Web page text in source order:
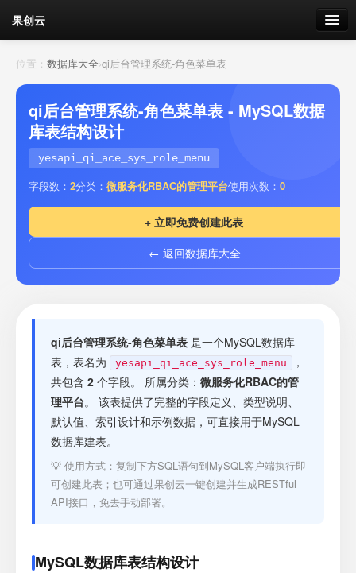
果创云
数据表单
API接口
云存储
流量 剩余接口流量
套餐
接口测试
位置： 数据库大全›qi后台管理系统-角色菜单表
qi后台管理系统-角色菜单表 - MySQL数据
库表结构设计
yesapi_qi_ace_sys_role_menu
字段数： 2分类： 微服务化RBAC的管理平台使用次数： 0
+ 立即免费创建此表
← 返回数据库大全
qi后台管理系统-角色菜单表 是一个MySQL数据库
表，表名为
yesapi_qi_ace_sys_role_menu
，
共包含 2 个字段。 所属分类： 微服务化RBAC的管
理平台。 该表提供了完整的字段定义、类型说明、
默认值、索引设计和示例数据，可直接用于MySQL
数据库建表。
💡 使用方式：复制下方SQL语句到MySQL客户端执行即
可创建此表；也可通过果创云一键创建并生成RESTful
API接口，免去手动部署。
MySQL数据库表结构设计